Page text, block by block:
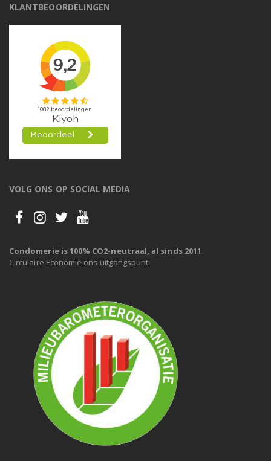
KLANTBEOORDELINGEN
VOLG ONS OP SOCIAL MEDIA
Condomerie is 100% CO2-neutraal, al sinds 2011
Circulaire Economie ons uitgangspunt.